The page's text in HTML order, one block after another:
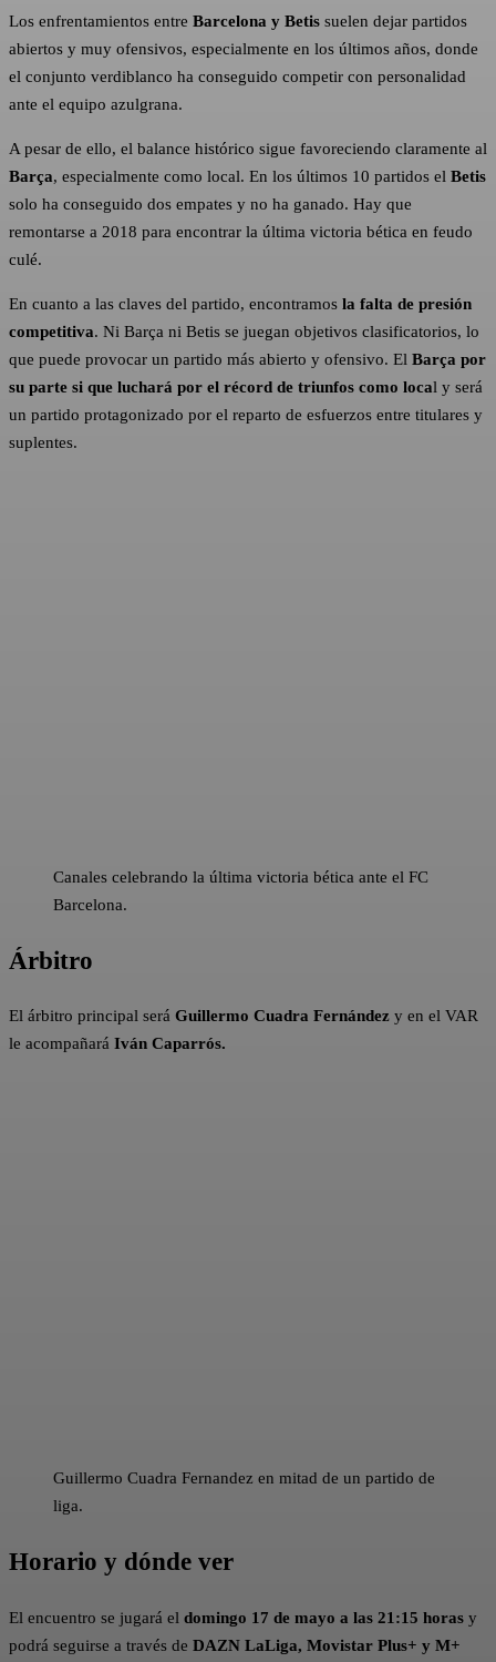
Los enfrentamientos entre Barcelona y Betis suelen dejar partidos
abiertos y muy ofensivos, especialmente en los últimos años, donde
el conjunto verdiblanco ha conseguido competir con personalidad
ante el equipo azulgrana.
A pesar de ello, el balance histórico sigue favoreciendo claramente al
Barça, especialmente como local. En los últimos 10 partidos el Betis
solo ha conseguido dos empates y no ha ganado. Hay que
remontarse a 2018 para encontrar la última victoria bética en feudo
culé.
En cuanto a las claves del partido, encontramos la falta de presión
competitiva. Ni Barça ni Betis se juegan objetivos clasificatorios, lo
que puede provocar un partido más abierto y ofensivo. El Barça por
su parte si que luchará por el récord de triunfos como local y será
un partido protagonizado por el reparto de esfuerzos entre titulares y
suplentes.
Canales celebrando la última victoria bética ante el FC
Barcelona.
Árbitro
El árbitro principal será Guillermo Cuadra Fernández y en el VAR
le acompañará Iván Caparrós.
Guillermo Cuadra Fernandez en mitad de un partido de
liga.
Horario y dónde ver
El encuentro se jugará el domingo 17 de mayo a las 21:15 horas y
podrá seguirse a través de DAZN LaLiga, Movistar Plus+ y M+